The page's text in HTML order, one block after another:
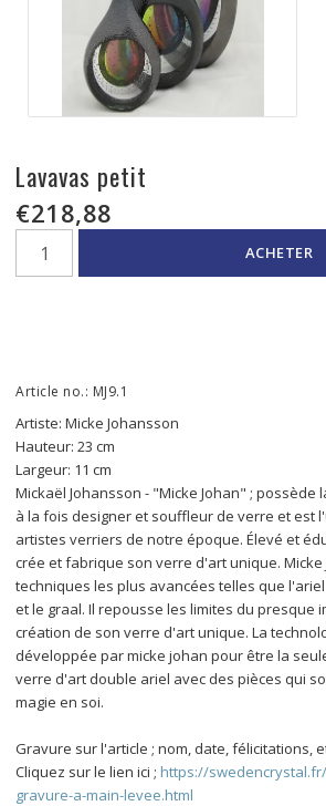
Lavavas petit
€218,88
ACHETER
Article no.: MJ9.1
Artiste: Micke Johansson
Hauteur: 23 cm
Largeur: 11 cm
Mickaël Johansson - "Micke Johan" ;
à la fois designer et souffleur de verre et est
artistes verriers de notre époque. Élevé et
crée et fabrique son verre d'art unique. Micke
techniques les plus avancées telles que
et le graal. Il repousse les limites du presque
création de son verre d'art unique. La
développée par micke johan pour être la
verre d'art double ariel avec des pièces qui
magie en soi.
Gravure sur l'article ; nom, date, félicitations,
Cliquez sur le lien ici ; https://
gravure-a-main-levee.html